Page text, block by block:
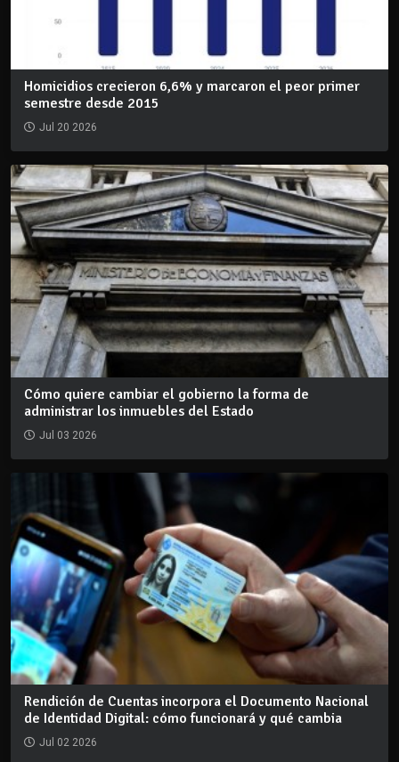
Homicidios crecieron 6,6% y marcaron el peor primer
semestre desde 2015
Jul 20 2026
Cómo quiere cambiar el gobierno la forma de
administrar los inmuebles del Estado
Jul 03 2026
Rendición de Cuentas incorpora el Documento Nacional
de Identidad Digital: cómo funcionará y qué cambia
Jul 02 2026